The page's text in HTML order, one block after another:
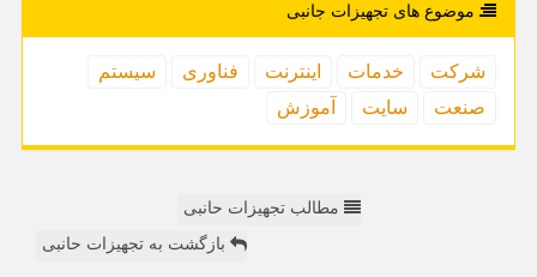
موضوع های تجهیزات جانبی
شركت خدمات اینترنت فناوری
سیستم
صنعت
سایت آموزش
مطالب تجهیزات حانبی
بازگشت به تجهیزات حانبی